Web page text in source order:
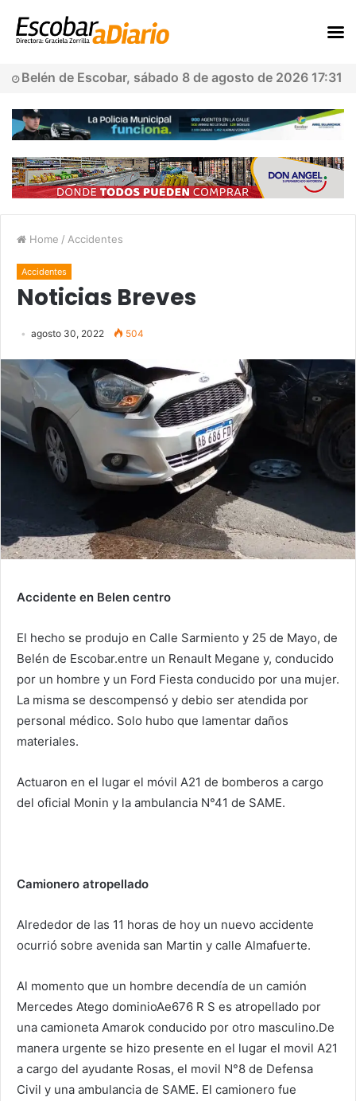
Belén de Escobar, sábado 8 de agosto de 2026 17:31
Home / Accidentes
Accidentes
Noticias Breves
agosto 30, 2022 504
Accidente en Belen centro
El hecho se produjo en Calle Sarmiento y 25 de Mayo, de
Belén de Escobar.entre un Renault Megane y, conducido
por un hombre y un Ford Fiesta conducido por una mujer.
La misma se descompensó y debio ser atendida por
personal médico. Solo hubo que lamentar daños
materiales.
Actuaron en el lugar el móvil A21 de bomberos a cargo
del oficial Monin y la ambulancia N°41 de SAME.
Camionero atropellado
Alrededor de las 11 horas de hoy un nuevo accidente
ocurrió sobre avenida san Martin y calle Almafuerte.
Al momento que un hombre decendía de un camión
Mercedes Atego dominioAe676 R S es atropellado por
una camioneta Amarok conducido por otro masculino.De
manera urgente se hizo presente en el lugar el movil A21
a cargo del ayudante Rosas, el movil N°8 de Defensa
Civil y una ambulancia de SAME. El camionero fue